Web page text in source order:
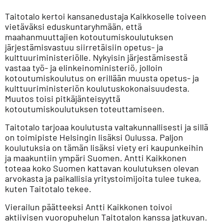
Taitotalo kertoi kansanedustaja Kaikkoselle toiveen
vietäväksi eduskuntaryhmään, että
maahanmuuttajien kotoutumiskoulutuksen
järjestämisvastuu siirretäisiin opetus- ja
kulttuuriministeriölle. Nykyisin järjestämisestä
vastaa työ- ja elinkeinoministeriö, jolloin
kotoutumiskoulutus on erillään muusta opetus- ja
kulttuuriministeriön koulutuskokonaisuudesta.
Muutos toisi pitkäjänteisyyttä
kotoutumiskoulutuksen toteuttamiseen.
Taitotalo tarjoaa koulutusta valtakunnallisesti ja sillä
on toimipiste Helsingin lisäksi Oulussa. Paljon
koulutuksia on tämän lisäksi viety eri kaupunkeihin
ja maakuntiin ympäri Suomen. Antti Kaikkonen
toteaa koko Suomen kattavan koulutuksen olevan
arvokasta ja paikallisia yritystoimijoita tulee tukea,
kuten Taitotalo tekee.
Vierailun päätteeksi Antti Kaikkonen toivoi
aktiivisen vuoropuhelun Taitotalon kanssa jatkuvan.